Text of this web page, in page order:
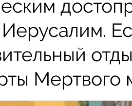
Иерусалим.
Мертвого